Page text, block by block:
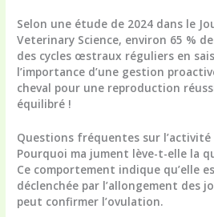
Selon une étude de 2024 dans le
Veterinary Science, environ 65 %
des cycles œstraux réguliers en
l’importance d’une gestion
cheval pour une reproduction
équilibré !
Questions fréquentes sur l’activité
Pourquoi ma jument lève-t-elle la
Ce comportement indique qu’elle
déclenchée par l’allongement des
peut confirmer l’ovulation.